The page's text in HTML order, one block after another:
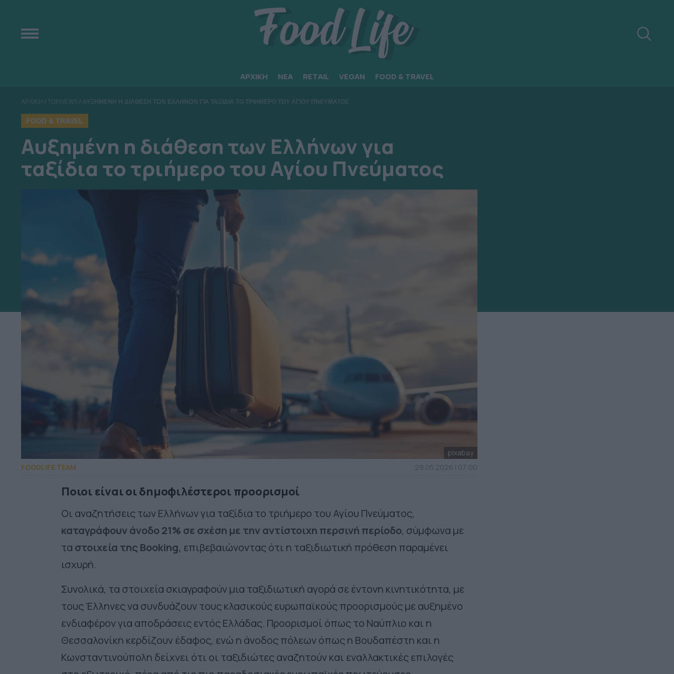
ΑΡΧΙΚΗ ΝΕΑ RETAIL VEGAN FOOD & TRAVEL
ΑΡΧΙΚΗ / TOPNEWS / ΑΥΞΗΜΕΝΗ Η ΔΙΑΘΕΣΗ ΤΩΝ ΕΛΛΗΝΩΝ ΓΙΑ ΤΑΞΙΔΙΑ ΤΟ ΤΡΙΗΜΕΡΟ ΤΟΥ ΑΓΙΟΥ ΠΝΕΥΜΑΤΟΣ
FOOD & TRAVEL
Αυξημένη η διάθεση των Ελλήνων για
ταξίδια το τριήμερο του Αγίου Πνεύματος
pixabay
FOODLIFE TEAM
29.05.2026 | 07:00
Ποιοι είναι οι δημοφιλέστεροι προορισμοί
Οι αναζητήσεις των Ελλήνων για ταξίδια το τριήμερο του Αγίου Πνεύματος,
καταγράφουν άνοδο21% σε σχέση με την αντίστοιχη περσινή περίοδο, σύμφωνα με
τα στοιχεία της Booking, επιβεβαιώνοντας ότι η ταξιδιωτική πρόθεση παραμένει
ισχυρή.
Συνολικά, τα στοιχεία σκιαγραφούν μια ταξιδιωτική αγορά σε έντονη κινητικότητα, με
τους Έλληνες να συνδυάζουν τους κλασικούς ευρωπαϊκούς προορισμούς με αυξημένο
ενδιαφέρον για αποδράσεις εντός Ελλάδας. Προορισμοί όπως το Ναύπλιο και η
Θεσσαλονίκη κερδίζουν έδαφος, ενώ η άνοδος πόλεων όπως η Βουδαπέστη και η
Κωνσταντινούπολη δείχνει ότι οι ταξιδιώτες αναζητούν και εναλλακτικές επιλογές